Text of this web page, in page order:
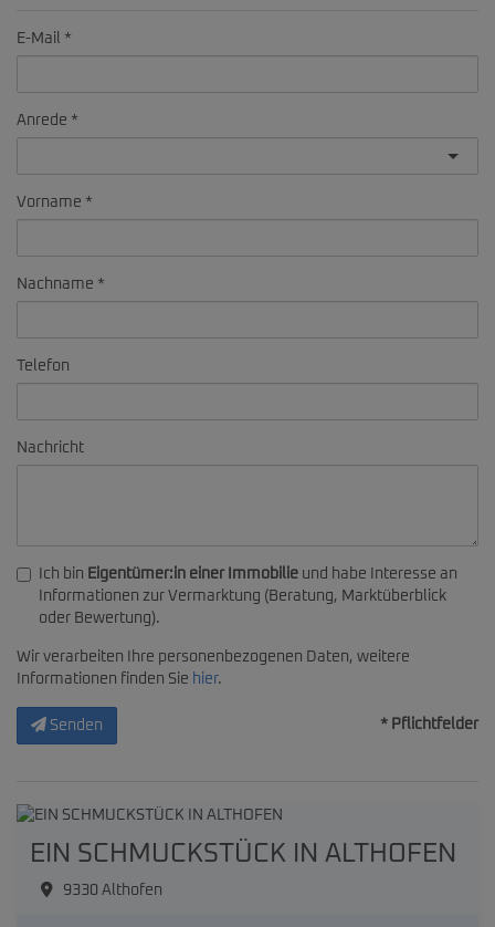
E-Mail
Anrede
Vorname
Nachname
Telefon
Nachricht
Ich bin Eigentümer:in einer Immobilie und habe Interesse an
Informationen zur Vermarktung (Beratung, Marktüberblick
oder Bewertung).
Wir verarbeiten Ihre personenbezogenen Daten, weitere
Informationen finden Sie hier.
Senden * Pflichtfelder
EIN SCHMUCKSTÜCK IN ALTHOFEN
9330 Althofen